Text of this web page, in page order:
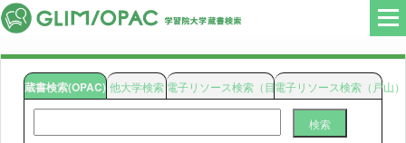
蔵書検索(OPAC)
検索
他大学検索 電子リソース検索（目白）電子リソース検索（戸山）